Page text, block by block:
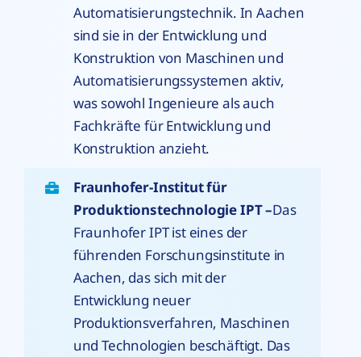
Automatisierungstechnik. In Aachen
sind sie in der Entwicklung und
Konstruktion von Maschinen und
Automatisierungssystemen aktiv,
was sowohl Ingenieure als auch
Fachkräfte für Entwicklung und
Konstruktion anzieht.
Fraunhofer-Institut für
Produktionstechnologie IPT –Das
Fraunhofer IPT ist eines der
führenden Forschungsinstitute in
Aachen, das sich mit der
Entwicklung neuer
Produktionsverfahren, Maschinen
und Technologien beschäftigt. Das